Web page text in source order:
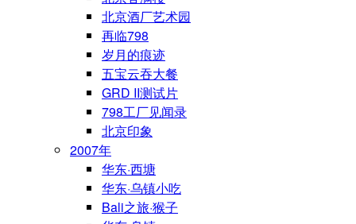
北京酒厂艺术园
再临798
岁月的痕迹
五宝云吞大餐
GRD II测试片
798工厂见闻录
北京印象
2007年
华东·西塘
华东·乌镇小吃
Bali之旅·猴子